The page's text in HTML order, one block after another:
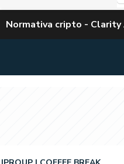
Normativa cripto -